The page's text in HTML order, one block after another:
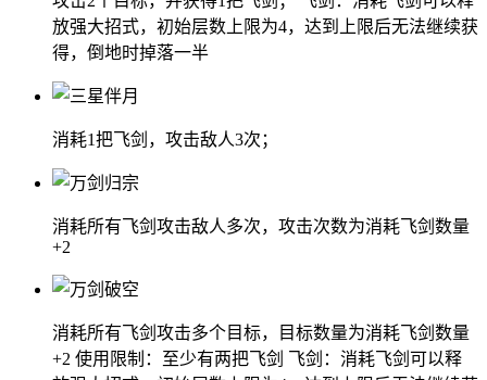
放强大招式，初始层数上限为4，达到上限后无法继续获
得，倒地时掉落一半
消耗1把飞剑，攻击敌人3次；
消耗所有飞剑攻击敌人多次，攻击次数为消耗飞剑数量
+2
消耗所有飞剑攻击多个目标，目标数量为消耗飞剑数量
+2 使用限制：至少有两把飞剑 飞剑：消耗飞剑可以释